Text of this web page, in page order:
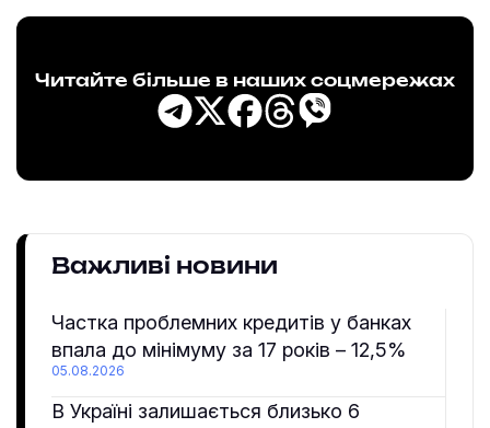
Читайте більше в наших соцмережах
Важливі новини
Частка проблемних кредитів у банках
впала до мінімуму за 17 років – 12,5%
05.08.2026
В Україні залишається близько 6